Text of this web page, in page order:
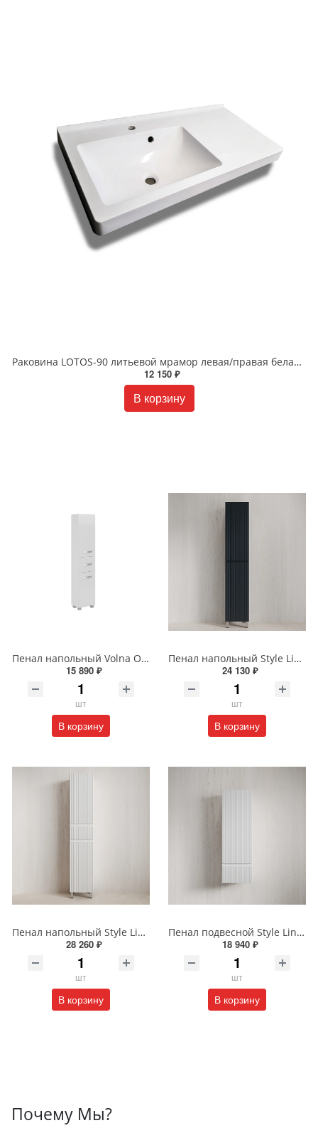
Раковина LOTOS-90 литьевой мрамор левая/правая белая LOTOS-90
12 150 ₽
В корзину
Пенал напольный Volna Onda 40 tpONDA80.2Y-01 белый
15 890 ₽
шт
В корзину
Пенал напольный Style Line МАРОККО 36 см ЛС-00002512 графит
24 130 ₽
шт
В корзину
Пенал напольный Style Line МАРОККО 36 см ЛС-00002515 белый матовый
28 260 ₽
шт
В корзину
Пенал подвесной Style Line МАРОККО 36 см ЛС-00002523 белый матовый
18 940 ₽
шт
В корзину
Почему Мы?